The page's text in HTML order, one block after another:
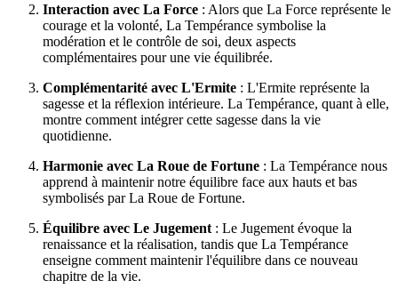
Interaction avec La Force : Alors que La Force représente le
courage et la volonté, La Tempérance symbolise la
modération et le contrôle de soi, deux aspects
complémentaires pour une vie équilibrée.
Complémentarité avec L'Ermite : L'Ermite représente la
sagesse et la réflexion intérieure. La Tempérance, quant à elle,
montre comment intégrer cette sagesse dans la vie
quotidienne.
Harmonie avec La Roue de Fortune : La Tempérance nous
apprend à maintenir notre équilibre face aux hauts et bas
symbolisés par La Roue de Fortune.
Équilibre avec Le Jugement : Le Jugement évoque la
renaissance et la réalisation, tandis que La Tempérance
enseigne comment maintenir l'équilibre dans ce nouveau
chapitre de la vie.